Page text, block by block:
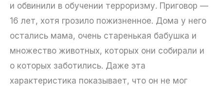
и обвинили в обучении терроризму. Приговор —
16 лет, хотя грозило пожизненное. Дома у него
остались мама, очень старенькая бабушка и
множество животных, которых они собирали и
о которых заботились. Даже эта
характеристика показывает, что он не мог